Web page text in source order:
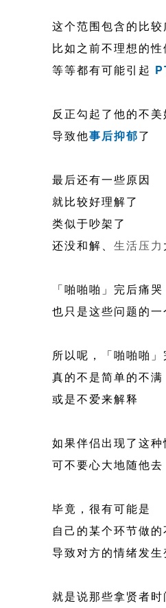
这个范围包含的比较
比如之前不理想的性
等等都有可能引起
反正勾起了他的不美
导致他事后抑郁了
最后还有一些原因
就比较好理解了
类似于吵架了
还没和解、 生活压力
「啪啪啪」完后痛哭
也只是这些问题的一
所以呢，「啪啪啪」
真的不是简单的不满
或是不爱来解释
如果伴侣出现了这种
可不要心大地随他去
毕竟，很有可能是
自己的某个环节做的
导致对方的情绪发生
就是说那些拿贤者时